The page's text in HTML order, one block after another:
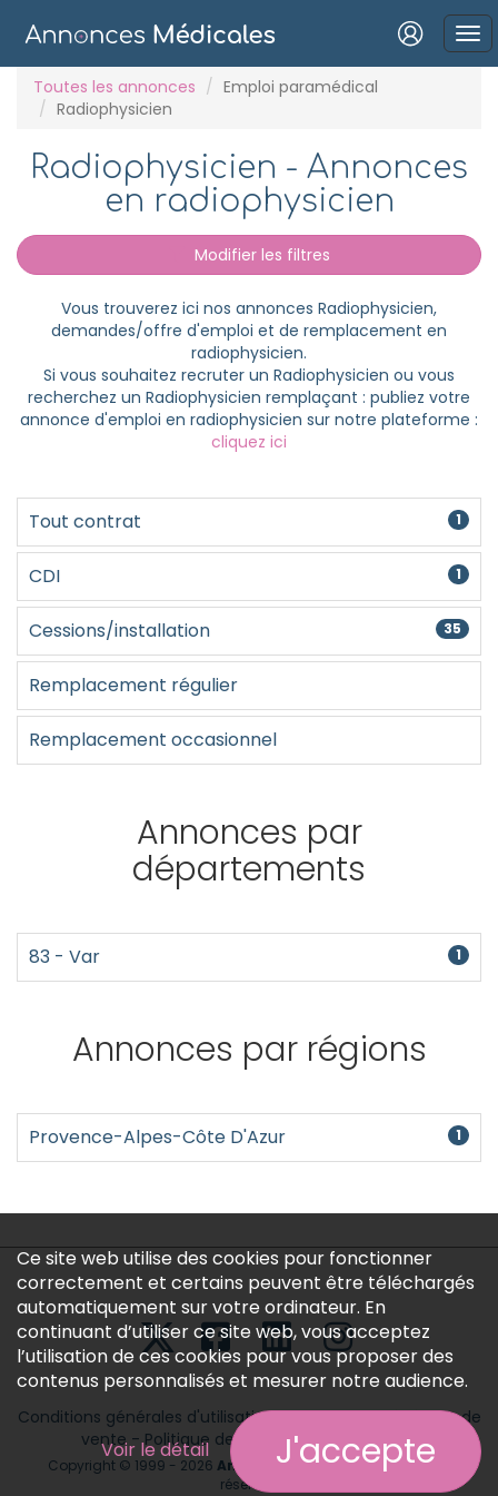
Connexion
Mot de passe oublié ?
Connexion
Se connecter avec Google
Se connecter avec Facebook
Se connecter avec LinkedIn
Toutes les annonces
Emploi paramédical
Radiophysicien
Radiophysicien - Annonces
en radiophysicien
Modifier les filtres
Vous trouverez ici nos annonces Radiophysicien,
demandes/offre d'emploi et de remplacement en
radiophysicien.
Si vous souhaitez recruter un Radiophysicien ou vous
recherchez un Radiophysicien remplaçant : publiez votre
annonce d'emploi en radiophysicien sur notre plateforme :
cliquez ici
Tout contrat 1
CDI 1
Cessions/installation 35
Remplacement régulier
Remplacement occasionnel
Annonces par
départements
83 - Var 1
Annonces par régions
Provence-Alpes-Côte D'Azur 1
Conditions générales d'utilisation-Conditions générales de
vente -Politique des données personnelles
Copyright © 1999 - 2026 Annonces médicalestous droits
réservés.
Ce site web utilise des cookies pour fonctionner
correctement et certains peuvent être téléchargés
automatiquement sur votre ordinateur. En
continuant d’utiliser ce site web, vous acceptez
l’utilisation de ces cookies pour vous proposer des
contenus personnalisés et mesurer notre audience.
Voir le détail J'accepte